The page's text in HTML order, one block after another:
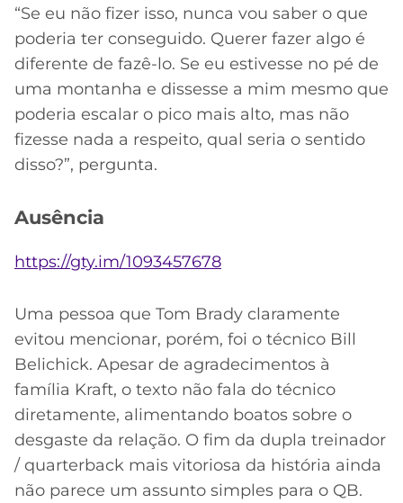
“Se eu não fizer isso, nunca vou saber o que
poderia ter conseguido. Querer fazer algo é
diferente de fazê-lo. Se eu estivesse no pé de
uma montanha e dissesse a mim mesmo que
poderia escalar o pico mais alto, mas não
fizesse nada a respeito, qual seria o sentido
disso?”, pergunta.
Ausência
https://gty.im/1093457678
Uma pessoa que Tom Brady claramente
evitou mencionar, porém, foi o técnico Bill
Belichick. Apesar de agradecimentos à
família Kraft, o texto não fala do técnico
diretamente, alimentando boatos sobre o
desgaste da relação. O fim da dupla treinador
/ quarterback mais vitoriosa da história ainda
não parece um assunto simples para o QB.